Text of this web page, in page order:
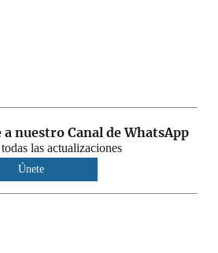
a nuestro Canal de WhatsApp
las actualizaciones
Únete